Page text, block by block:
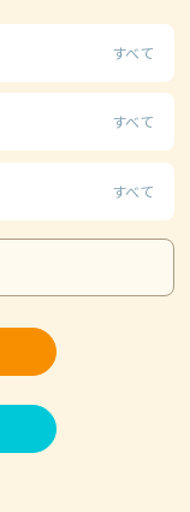
すべて
すべて
すべて